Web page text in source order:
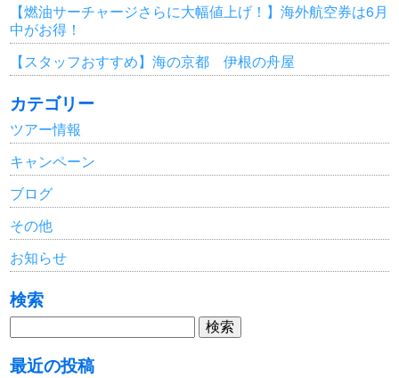
【燃油サーチャージさらに大幅値上げ！】海外航空券は6月
中がお得！
【スタッフおすすめ】海の京都 伊根の舟屋
カテゴリー
ツアー情報
キャンペーン
ブログ
その他
お知らせ
検索
検
索:
最近の投稿